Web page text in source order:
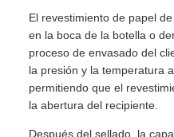
El revestimiento de papel
en la boca de la botella o
proceso de envasado del
la presión y la temperatura
permitiendo que el
la abertura del recipiente.
Después del sellado, la